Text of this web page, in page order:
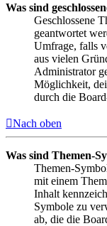
Was sind
Geschlossene
geantwortet
Umfrage, falls
aus vielen
Administrator
Möglichkeit,
durch die
Nach oben
Was sind Themen-
Themen-
mit einem
Inhalt
Symbole zu
ab, die die